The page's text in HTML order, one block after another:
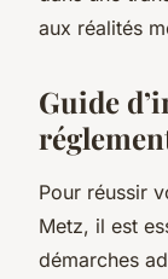
aux réalités
Guide
Pour réussir
Metz, il est
démarches